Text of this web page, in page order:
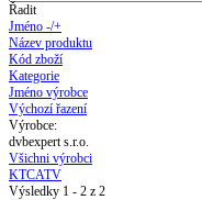
Řadit
Jméno -/+
Název produktu
Kód zboží
Kategorie
Jméno výrobce
Výchozí řazení
Výrobce:
dvbexpert s.r.o.
Všichni výrobci
KTCATV
Výsledky 1 - 2 z 2